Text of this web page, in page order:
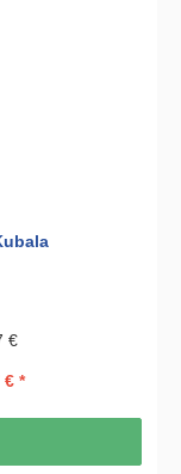
€
*